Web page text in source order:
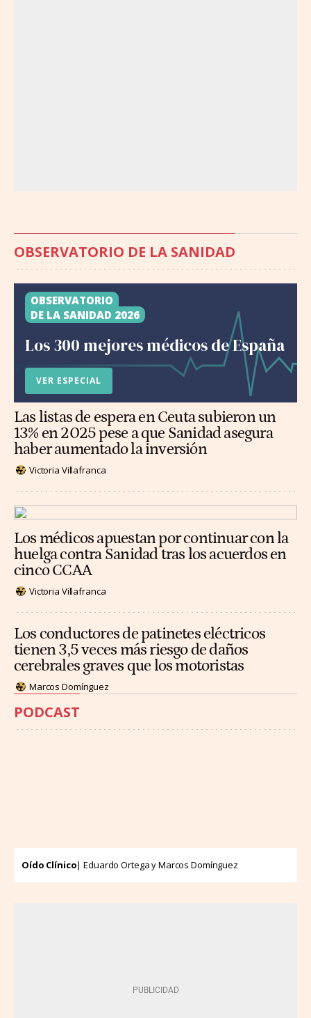
OBSERVATORIO DE LA SANIDAD
OBSERVATORIO
DE LA SANIDAD 2026
Los 300 mejores médicos de España
VER ESPECIAL
Las listas de espera en Ceuta subieron un
13% en 2025 pese a que Sanidad asegura
haber aumentado la inversión
Victoria Villafranca
Los médicos apuestan por continuar con la
huelga contra Sanidad tras los acuerdos en
cinco CCAA
Victoria Villafranca
Los conductores de patinetes eléctricos
tienen 3,5 veces más riesgo de daños
cerebrales graves que los motoristas
Marcos Domínguez
PODCAST
Oído Clínico| Eduardo Ortega y Marcos Domínguez